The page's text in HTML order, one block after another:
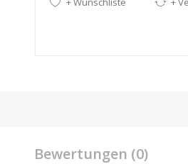
Bewertungen (0)